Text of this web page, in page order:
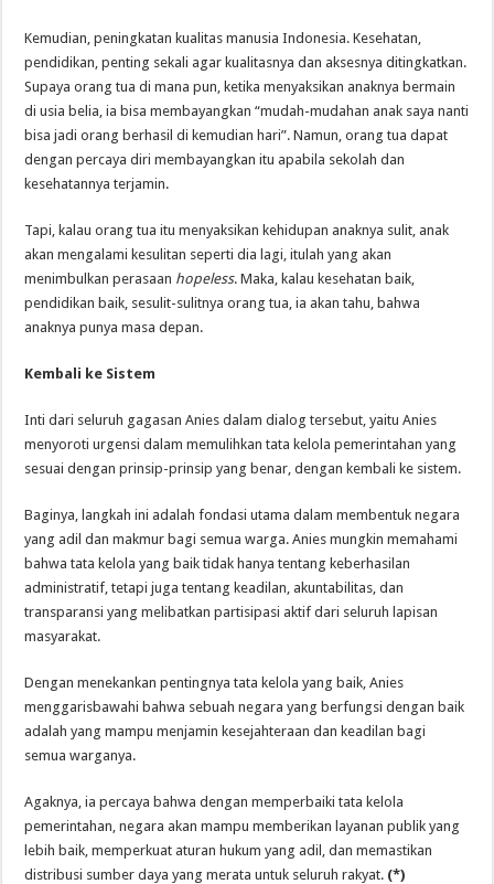
Kemudian, peningkatan kualitas manusia Indonesia. Kesehatan,
pendidikan, penting sekali agar kualitasnya dan aksesnya ditingkatkan.
Supaya orang tua di mana pun, ketika menyaksikan anaknya bermain
di usia belia, ia bisa membayangkan “mudah-mudahan anak saya nanti
bisa jadi orang berhasil di kemudian hari”. Namun, orang tua dapat
dengan percaya diri membayangkan itu apabila sekolah dan
kesehatannya terjamin.
Tapi, kalau orang tua itu menyaksikan kehidupan anaknya sulit, anak
akan mengalami kesulitan seperti dia lagi, itulah yang akan
menimbulkan perasaan hopeless. Maka, kalau kesehatan baik,
pendidikan baik, sesulit-sulitnya orang tua, ia akan tahu, bahwa
anaknya punya masa depan.
Kembali ke Sistem
Inti dari seluruh gagasan Anies dalam dialog tersebut, yaitu Anies
menyoroti urgensi dalam memulihkan tata kelola pemerintahan yang
sesuai dengan prinsip-prinsip yang benar, dengan kembali ke sistem.
Baginya, langkah ini adalah fondasi utama dalam membentuk negara
yang adil dan makmur bagi semua warga. Anies mungkin memahami
bahwa tata kelola yang baik tidak hanya tentang keberhasilan
administratif, tetapi juga tentang keadilan, akuntabilitas, dan
transparansi yang melibatkan partisipasi aktif dari seluruh lapisan
masyarakat.
Dengan menekankan pentingnya tata kelola yang baik, Anies
menggarisbawahi bahwa sebuah negara yang berfungsi dengan baik
adalah yang mampu menjamin kesejahteraan dan keadilan bagi
semua warganya.
Agaknya, ia percaya bahwa dengan memperbaiki tata kelola
pemerintahan, negara akan mampu memberikan layanan publik yang
lebih baik, memperkuat aturan hukum yang adil, dan memastikan
distribusi sumber daya yang merata untuk seluruh rakyat. (*)